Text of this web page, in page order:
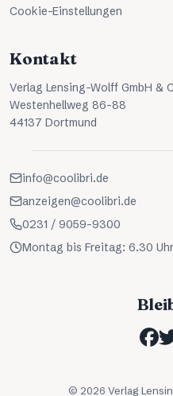
Cookie-Einstellungen
Kontakt
Verlag Lensing-Wolff GmbH &
Westenhellweg 86-88
44137 Dortmund
info@coolibri.de
anzeigen@coolibri.de
0231 / 9059-9300
Montag bis Freitag: 6.30
© 2026 Verlag